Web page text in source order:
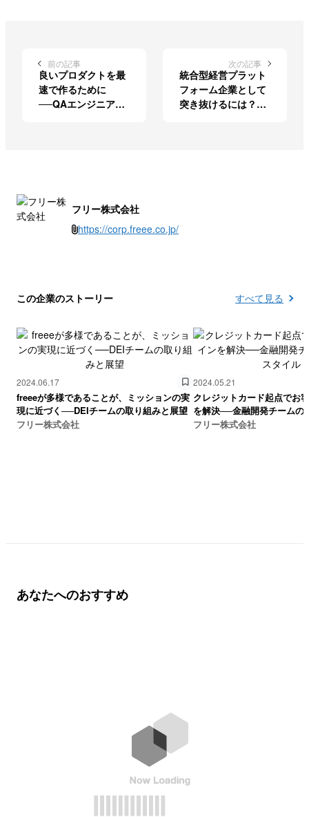
前の記事
良いプロダクトを最
速で作るために
──QAエンジニア村
次の記事
統合型経営プラット
フォーム企業として
突き抜けるには？
フリー株式会社
https://corp.freee.co.jp/
この企業のストーリー すべて見る
2024.06.17
freeeが多様であることが、ミッションの実
現に近づく──DEIチームの取り組みと展望
フリー株式会社
2024.05.21
クレジットカード起点でお
を解決──金融開発チームの
フリー株式会社
あなたへのおすすめ